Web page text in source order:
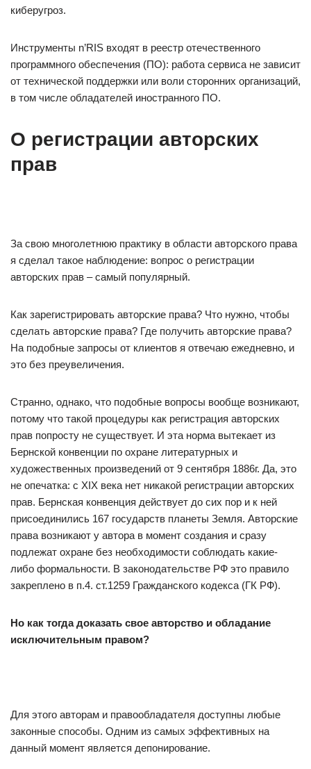
киберугроз.
Инструменты n’RIS входят в реестр отечественного
программного обеспечения (ПО): работа сервиса не зависит
от технической поддержки или воли сторонних организаций,
в том числе обладателей иностранного ПО.
О регистрации авторских
прав
За свою многолетнюю практику в области авторского права
я сделал такое наблюдение: вопрос о регистрации
авторских прав – самый популярный.
Как зарегистрировать авторские права? Что нужно, чтобы
сделать авторские права? Где получить авторские права?
На подобные запросы от клиентов я отвечаю ежедневно, и
это без преувеличения.
Странно, однако, что подобные вопросы вообще возникают,
потому что такой процедуры как регистрация авторских
прав попросту не существует. И эта норма вытекает из
Бернской конвенции по охране литературных и
художественных произведений от 9 сентября 1886г. Да, это
не опечатка: с XIX века нет никакой регистрации авторских
прав. Бернская конвенция действует до сих пор и к ней
присоединились 167 государств планеты Земля. Авторские
права возникают у автора в момент создания и сразу
подлежат охране без необходимости соблюдать какие-
либо формальности. В законодательстве РФ это правило
закреплено в п.4. ст.1259 Гражданского кодекса (ГК РФ).
Но как тогда доказать свое авторство и обладание
исключительным правом?
Для этого авторам и правообладателя доступны любые
законные способы. Одним из самых эффективных на
данный момент является депонирование.